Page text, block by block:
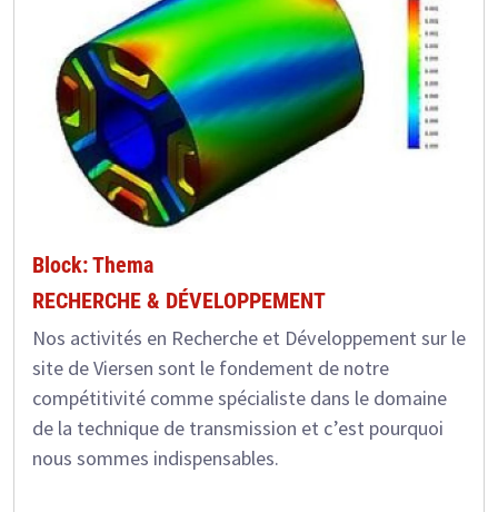
Block: Thema
RECHERCHE & DÉVELOPPEMENT
Nos activités en Recherche et Développement sur le
site de Viersen sont le fondement de notre
compétitivité comme spécialiste dans le domaine
de la technique de transmission et c’est pourquoi
nous sommes indispensables.